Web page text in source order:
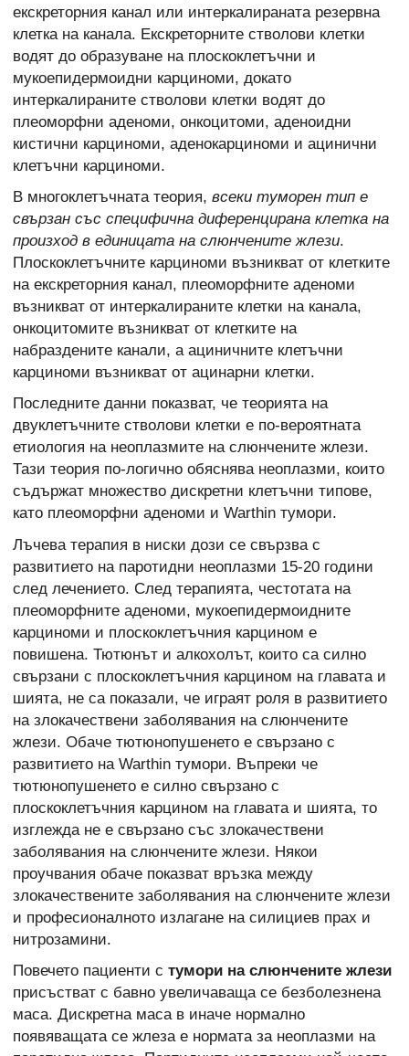
екскреторния канал или интеркалираната резервна
клетка на канала. Екскреторните стволови клетки
водят до образуване на плоскоклетъчни и
мукоепидермоидни карциноми, докато
интеркалираните стволови клетки водят до
плеоморфни аденоми, онкоцитоми, аденоидни
кистични карциноми, аденокарциноми и ацинични
клетъчни карциноми.
В многоклетъчната теория, всеки туморен тип е
свързан със специфична диференцирана клетка на
произход в единицата на слюнчените жлези.
Плоскоклетъчните карциноми възникват от клетките
на екскреторния канал, плеоморфните аденоми
възникват от интеркалираните клетки на канала,
онкоцитомите възникват от клетките на
набраздените канали, а ациничните клетъчни
карциноми възникват от ацинарни клетки.
Последните данни показват, че теорията на
двуклетъчните стволови клетки е по-вероятната
етиология на неоплазмите на слюнчените жлези.
Тази теория по-логично обяснява неоплазми, които
съдържат множество дискретни клетъчни типове,
като плеоморфни аденоми и Warthin тумори.
Лъчева терапия в ниски дози се свързва с
развитието на паротидни неоплазми 15-20 години
след лечението. След терапията, честотата на
плеоморфните аденоми, мукоепидермоидните
карциноми и плоскоклетъчния карцином е
повишена. Тютюнът и алкохолът, които са силно
свързани с плоскоклетъчния карцином на главата и
шията, не са показали, че играят роля в развитието
на злокачествени заболявания на слюнчените
жлези. Обаче тютюнопушенето е свързано с
развитието на Warthin тумори. Въпреки че
тютюнопушенето е силно свързано с
плоскоклетъчния карцином на главата и шията, то
изглежда не е свързано със злокачествени
заболявания на слюнчените жлези. Някои
проучвания обаче показват връзка между
злокачествените заболявания на слюнчените жлези
и професионалното излагане на силициев прах и
нитрозамини.
Повечето пациенти с тумори на слюнчените жлези
присъстват с бавно увеличаваща се безболезнена
маса. Дискретна маса в иначе нормално
появяващата се жлеза е нормата за неоплазми на